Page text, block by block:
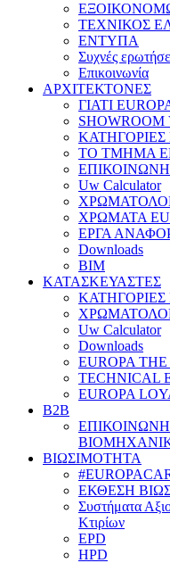
ΤΕΧΝΙΚΟΣ
ΕΝΤΥΠΑ
Συχνές
Επικοινωνία
ΑΡΧΙΤΕΚΤΟΝΕΣ
ΓΙΑΤΙ
SHOWROOM
ΤΟ ΤΜΗΜΑ
Uw Calculator
ΧΡΩΜΑΤΑ
ΕΡΓΑ
Downloads
BIM
ΚΑΤΑΣΚΕΥΑΣΤΕΣ
Uw Calculator
Downloads
EUROPA
TECHNICAL
EUROPA
B2B
ΒΙΩΣΙΜΟΤΗΤΑ
ΕΚΘΕΣΗ
Συστήματα
Κτιρίων
EPD
HPD